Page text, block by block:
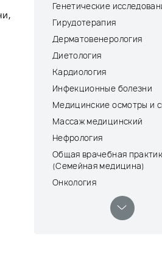
Генетические
Гирудотерапия
Дерматовенерология
Диетология
Кардиология
Инфекционные болезни
Медицинские осмотры и
Массаж медицинский
Нефрология
Общая врачебная
(Семейная медицина)
Онкология
Оториноларингология
Офтальмология